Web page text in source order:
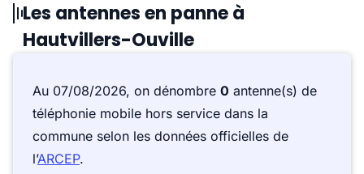
Les antennes en panne à
Hautvillers-Ouville
Au 07/08/2026, on dénombre 0 antenne(s) de
téléphonie mobile hors service dans la
commune selon les données officielles de
l’ARCEP.